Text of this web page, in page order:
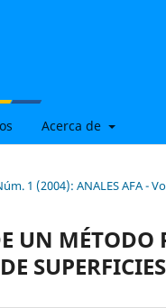
Acerca de
1 (2004): ANALES AFA -
UN MÉTODO